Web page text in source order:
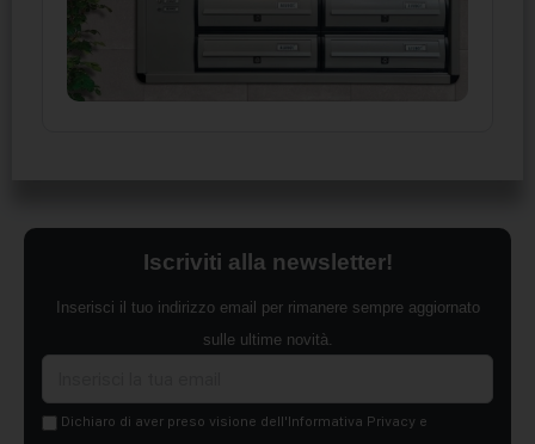
Iscriviti alla newsletter!
Inserisci il tuo indirizzo email per rimanere sempre aggiornato
sulle ultime novità.
Dichiaro di aver preso visione dell'Informativa Privacy e